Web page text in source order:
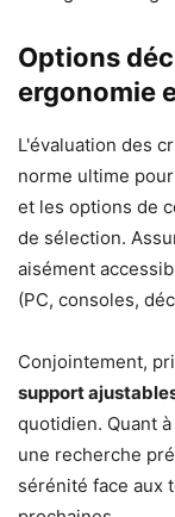
Options
ergonomie
L'évaluation des
norme ultime
et les options de
de sélection.
aisément
(PC, consoles,
Conjointement,
support
quotidien. Quant
une recherche
sérénité face aux